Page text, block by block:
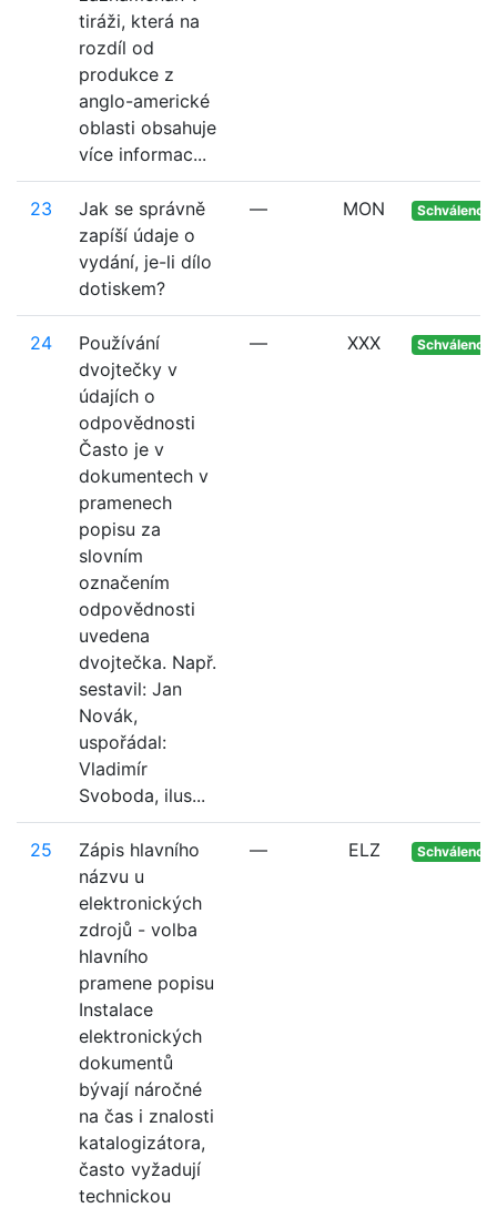
tiráži, která na
rozdíl od
produkce z
anglo-americké
oblasti obsahuje
více informac...
23
Jak se správně
zapíší údaje o
vydání, je-li dílo
dotiskem?
— MON Schváleno
24
Používání
dvojtečky v
údajích o
odpovědnosti
Často je v
dokumentech v
pramenech
popisu za
slovním
označením
odpovědnosti
uvedena
dvojtečka. Např.
sestavil: Jan
Novák,
uspořádal:
Vladimír
Svoboda, ilus...
— XXX Schváleno
25
Zápis hlavního
názvu u
elektronických
zdrojů - volba
hlavního
pramene popisu
Instalace
elektronických
dokumentů
bývají náročné
na čas i znalosti
katalogizátora,
často vyžadují
technickou
— ELZ Schváleno